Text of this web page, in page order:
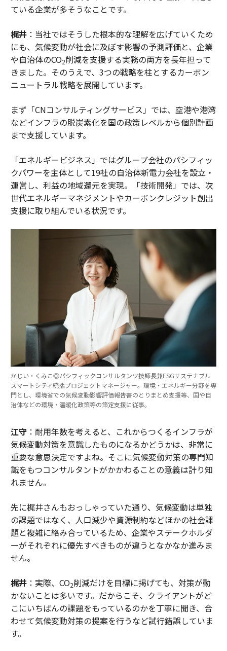
ている企業が多そうなことです。
梶井：当社ではそうした根本的な理解を広げていくため
にも、気候変動が社会に及ぼす影響の予測評価と、企業
や自治体のCO2削減を支援する実務の両方を長年担って
きました。そのうえで、3つの戦略を柱とするカーボン
ニュートラル戦略を展開しています。
まず「CNコンサルティングサービス」では、空港や港湾
などインフラの脱炭素化を国の政策レベルから個別計画
まで支援しています。
「エネルギービジネス」ではグループ会社のパシフィッ
クパワーを主体として19社の自治体新電力会社を設立・
運営し、利益の地域還元を実現。「技術開発」では、次
世代エネルギーマネジメントやカーボンクレジット創出
支援に取り組んでいる状況です。
かじい・くみこ◎パシフィックコンサルタンツ技師長兼ESGサステナブル
スマートシティ統括プロジェクトマネージャー。環境・エネルギー分野を専
門とし、環境省での気候変動影響評価報告書のとりまとめ支援等、国や自
治体などの環境・温暖化政策等の策定支援に従事。
江守：耐用年数を考えると、これからつくるインフラが
気候変動対策を意識したものになるかどうかは、非常に
重要な意思決定ですよね。そこに気候変動対策の専門知
識をもつコンサルタントがかかわることの意義は計り知
れません。
先に梶井さんもおっしゃっていた通り、気候変動は単独
の課題ではなく、人口減少や資源制約などほかの社会課
題と複雑に絡み合っているため、企業やステークホルダ
ーがそれぞれに優先すべきものが違うとなかなか進みま
せん。
梶井：実際、CO2削減だけを目標に掲げても、対策が動
かないことは多いです。だからこそ、クライアントがど
こにいちばんの課題をもっているのかを丁寧に聞き、合
わせて気候変動対策の提案を行うなど試行錯誤していま
す。